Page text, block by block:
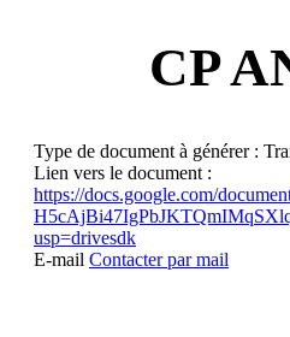
CP
Type de document à générer :
Lien vers le document :
https://docs.google.com/
usp=drivesdk
E-mail Contacter par mail